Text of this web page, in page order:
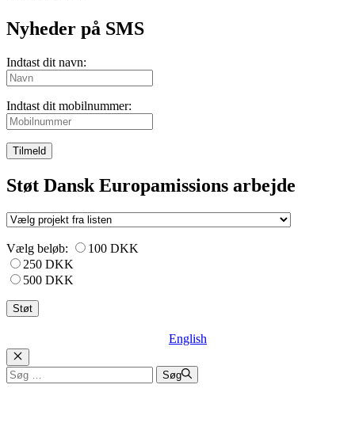
Nyheder på SMS
Indtast dit navn:
Indtast dit mobilnummer:
Tilmeld
Støt Dansk Europamissions arbejde
Vælg beløb:
100 DKK
250 DKK
500 DKK
English
Luk
Søg
efter:
Søg